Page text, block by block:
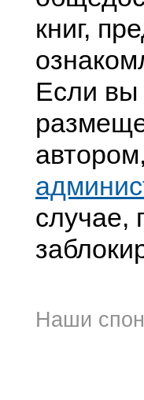
книг,
Если вы
случае,
Наши